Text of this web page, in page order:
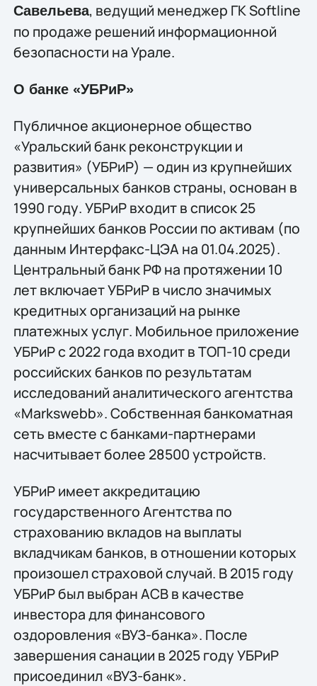
Савельева, ведущий менеджер ГК Softline
по продаже решений информационной
безопасности на Урале.
О банке «УБРиР»
Публичное акционерное общество
«Уральский банк реконструкции и
развития» (УБРиР) — один из крупнейших
универсальных банков страны, основан в
1990 году. УБРиР входит в список 25
крупнейших банков России по активам (по
данным Интерфакс-ЦЭА на 01.04.2025).
Центральный банк РФ на протяжении 10
лет включает УБРиР в число значимых
кредитных организаций на рынке
платежных услуг. Мобильное приложение
УБРиР с 2022 года входит в ТОП-10 среди
российских банков по результатам
исследований аналитического агентства
«Markswebb». Собственная банкоматная
сеть вместе с банками-партнерами
насчитывает более 28500 устройств.
УБРиР имеет аккредитацию
государственного Агентства по
страхованию вкладов на выплаты
вкладчикам банков, в отношении которых
произошел страховой случай. В 2015 году
УБРиР был выбран АСВ в качестве
инвестора для финансового
оздоровления «ВУЗ-банка». После
завершения санации в 2025 году УБРиР
присоединил «ВУЗ-банк».